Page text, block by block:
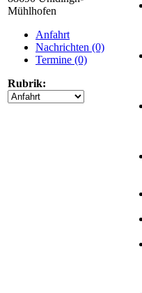
Mühlhofen
Anfahrt
Nachrichten (0)
Termine (0)
Rubrik: